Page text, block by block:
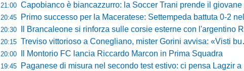
21:00 Capobianco è biancazzurro: la Soccer Trani prende il giovane attaccante ex Monopoli
20:45 Primo successo per la Maceratese: Settempeda battuta 0-2 nella ripresa
20:30 Il Brancaleone si rinforza sulle corsie esterne con l'argentino Rotela
20:15 Treviso vittorioso a Conegliano, mister Gorini avvisa: «Visti buoni spunti, ma c'è ancora tanto da lavorare»
20:00 Il Montorio FC lancia Riccardo Marcon in Prima Squadra
19:45 Paganese di misura nel secondo test estivo: ci pensa Lagzir a piegare l'Equipe Campania